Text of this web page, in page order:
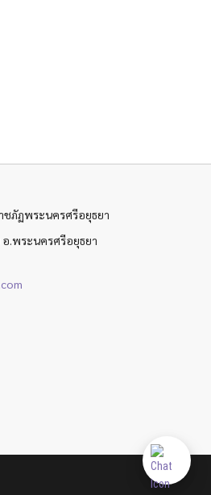
ชภัฏพระนครศรีอยุธยา
.พระนครศรีอยุธยา